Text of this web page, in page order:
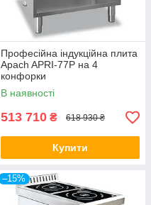
Професійна індукційна плита
Apach APRI-77P на 4
конфорки
В наявності
513 710 ₴ 618 930 ₴
Купити
–15%